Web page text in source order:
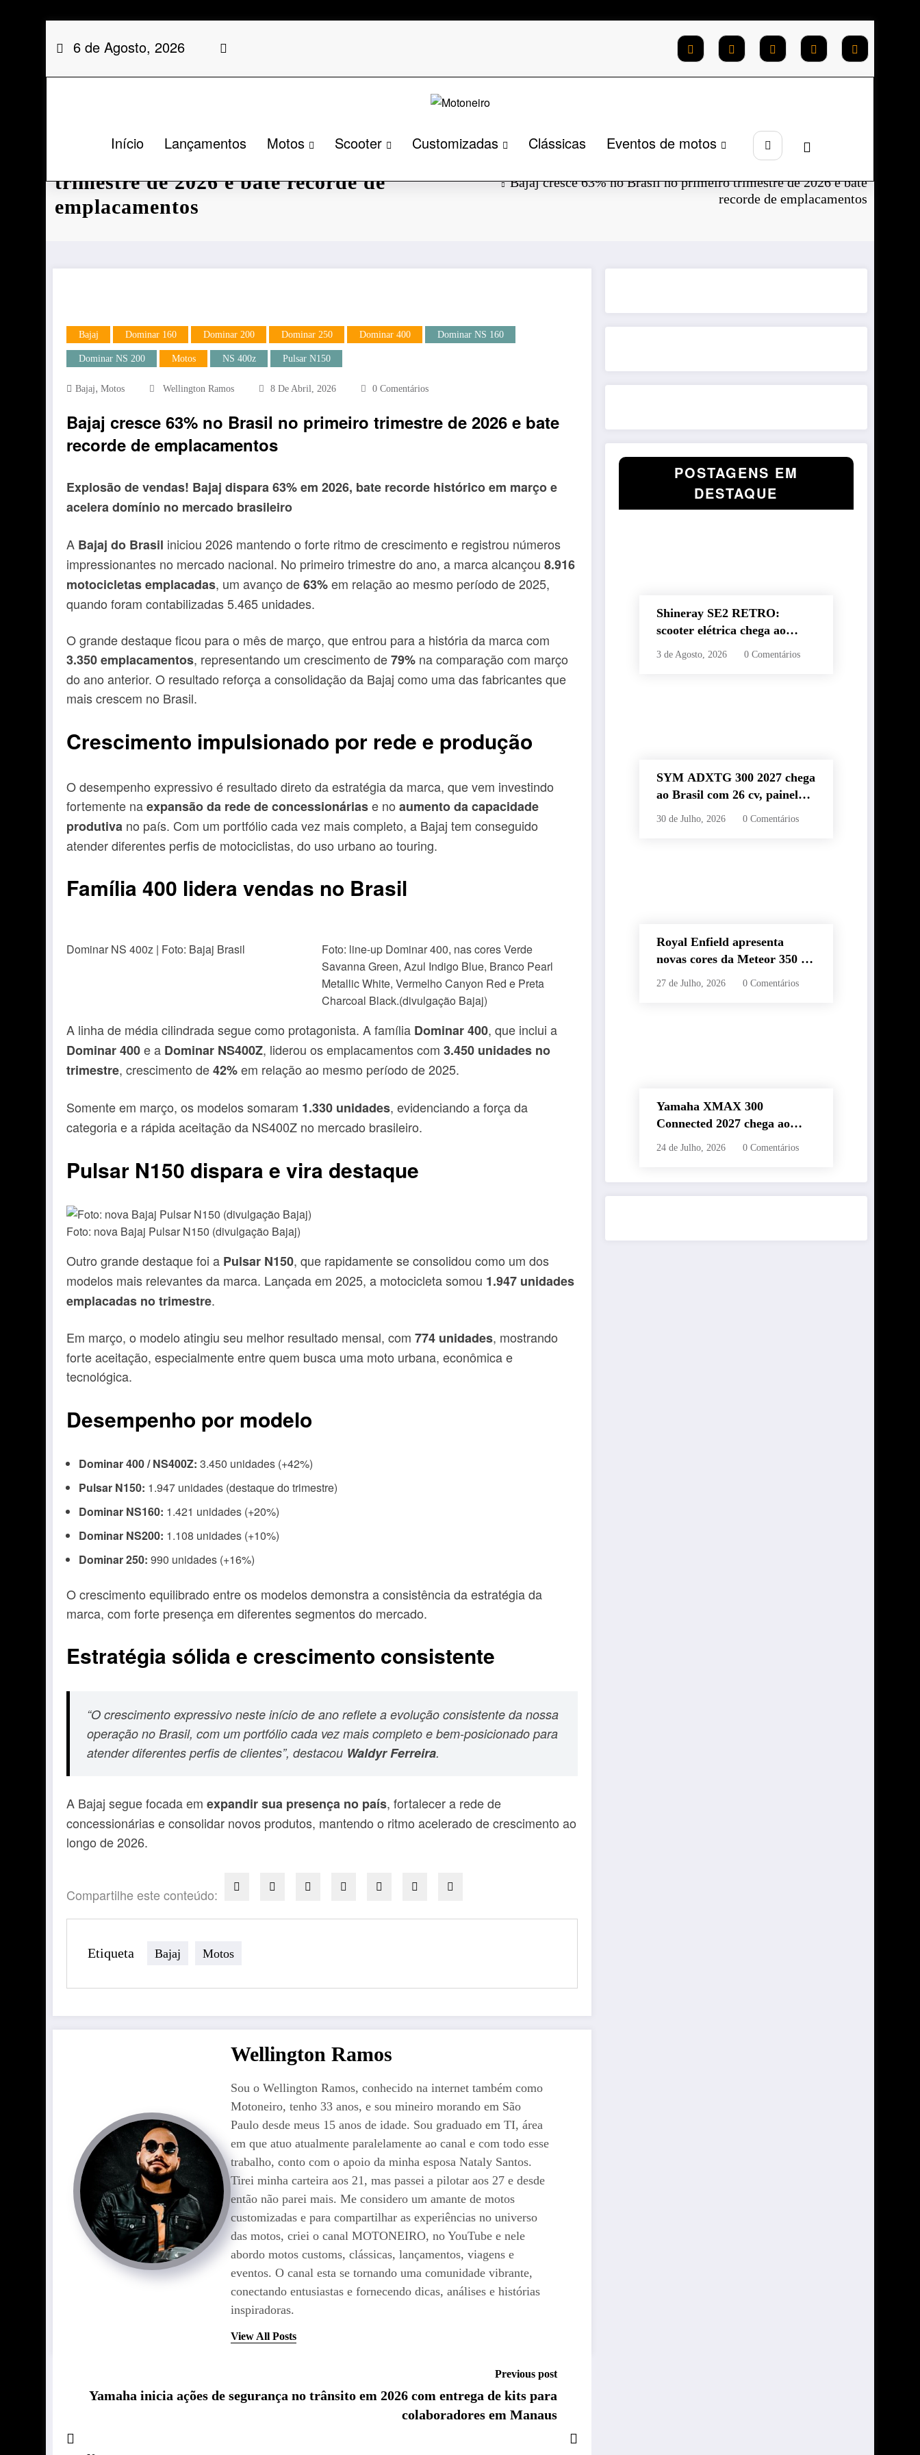
para
conteúdo
6 de Agosto, 2026
Início Lançamentos Motos Scooter Customizadas Clássicas Eventos de motos
Bajaj cresce 63% no Brasil no primeiro
trimestre de 2026 e bate recorde de
emplacamentos
Bajaj cresce 63% no Brasil no primeiro trimestre de 2026 e bate
recorde de emplacamentos
Bajaj Dominar 160 Dominar 200 Dominar 250 Dominar 400 Dominar NS 160
Dominar NS 200 Motos NS 400z Pulsar N150
Bajaj, Motos Wellington Ramos 8 De Abril, 2026 0 Comentários
Bajaj cresce 63% no Brasil no primeiro trimestre de 2026 e bate
recorde de emplacamentos
Explosão de vendas! Bajaj dispara 63% em 2026, bate recorde histórico em março e
acelera domínio no mercado brasileiro
A Bajaj do Brasil iniciou 2026 mantendo o forte ritmo de crescimento e registrou números
impressionantes no mercado nacional. No primeiro trimestre do ano, a marca alcançou 8.916
motocicletas emplacadas, um avanço de63%em relação ao mesmo período de 2025,
quando foram contabilizadas 5.465 unidades.
O grande destaque ficou para o mês de março, que entrou para a história da marca com
3.350 emplacamentos, representando um crescimento de79% na comparação com março
do ano anterior. O resultado reforça a consolidação da Bajaj como uma das fabricantes que
mais crescem no Brasil.
Crescimento impulsionado por rede e produção
O desempenho expressivo é resultado direto da estratégia da marca, que vem investindo
fortemente naexpansão da rede de concessionáriase no aumento da capacidade
produtiva no país. Com um portfólio cada vez mais completo, a Bajaj tem conseguido
atender diferentes perfis de motociclistas, do uso urbano ao touring.
Família 400 lidera vendas no Brasil
Dominar NS 400z | Foto: Bajaj Brasil
Foto: line-up Dominar 400, nas cores Verde
Savanna Green, Azul Indigo Blue, Branco Pearl
Metallic White, Vermelho Canyon Red e Preta
Charcoal Black.(divulgação Bajaj)
A linha de média cilindrada segue como protagonista. A família Dominar 400, que inclui a
Dominar 400e a Dominar NS400Z, liderou os emplacamentos com 3.450 unidades no
trimestre, crescimento de42%em relação ao mesmo período de 2025.
Somente em março, os modelos somaram 1.330 unidades, evidenciando a força da
categoria e a rápida aceitação da NS400Z no mercado brasileiro.
Pulsar N150 dispara e vira destaque
Foto: nova Bajaj Pulsar N150 (divulgação Bajaj)
Outro grande destaque foi a Pulsar N150, que rapidamente se consolidou como um dos
modelos mais relevantes da marca. Lançada em 2025, a motocicleta somou 1.947 unidades
emplacadas no trimestre.
Em março, o modelo atingiu seu melhor resultado mensal, com 774 unidades, mostrando
forte aceitação, especialmente entre quem busca uma moto urbana, econômica e
tecnológica.
Desempenho por modelo
Dominar 400 / NS400Z: 3.450 unidades (+42%)
Pulsar N150: 1.947 unidades (destaque do trimestre)
Dominar NS160: 1.421 unidades (+20%)
Dominar NS200: 1.108 unidades (+10%)
Dominar 250: 990 unidades (+16%)
O crescimento equilibrado entre os modelos demonstra a consistência da estratégia da
marca, com forte presença em diferentes segmentos do mercado.
Estratégia sólida e crescimento consistente
“O crescimento expressivo neste início de ano reflete a evolução consistente da nossa
operação no Brasil, com um portfólio cada vez mais completo e bem-posicionado para
atender diferentes perfis de clientes”, destacou Waldyr Ferreira.
A Bajaj segue focada em expandir sua presença no país, fortalecer a rede de
concessionárias e consolidar novos produtos, mantendo o ritmo acelerado de crescimento ao
longo de 2026.
Compartilhe este conteúdo:
Etiqueta Bajaj Motos
Wellington Ramos
Sou o Wellington Ramos, conhecido na internet também como
Motoneiro, tenho 33 anos, e sou mineiro morando em São
Paulo desde meus 15 anos de idade. Sou graduado em TI, área
em que atuo atualmente paralelamente ao canal e com todo esse
trabalho, conto com o apoio da minha esposa Nataly Santos.
Tirei minha carteira aos 21, mas passei a pilotar aos 27 e desde
então não parei mais. Me considero um amante de motos
customizadas e para compartilhar as experiências no universo
das motos, criei o canal MOTONEIRO, no YouTube e nele
abordo motos customs, clássicas, lançamentos, viagens e
eventos. O canal esta se tornando uma comunidade vibrante,
conectando entusiastas e fornecendo dicas, análises e histórias
inspiradoras.
View All Posts
Previous post
Yamaha inicia ações de segurança no trânsito em 2026 com entrega de kits para
colaboradores em Manaus
POSTAGENS EM
DESTAQUE
Shineray SE2 RETRO:
scooter elétrica chega ao
Brasil com autonomia de até
3 de Agosto, 2026 0 Comentários
SYM ADXTG 300 2027 chega
ao Brasil com 26 cv, painel
TFT de 7” e preço de R$
30 de Julho, 2026 0 Comentários
Royal Enfield apresenta
novas cores da Meteor 350 e
revela edição especial da
27 de Julho, 2026 0 Comentários
Yamaha XMAX 300
Connected 2027 chega ao
Brasil com novas cores,
24 de Julho, 2026 0 Comentários